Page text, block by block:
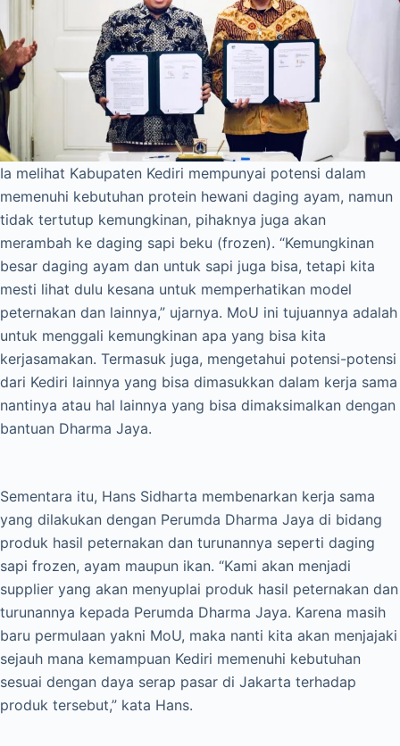
Ia melihat Kabupaten Kediri mempunyai potensi dalam
memenuhi kebutuhan protein hewani daging ayam, namun
tidak tertutup kemungkinan, pihaknya juga akan
merambah ke daging sapi beku (frozen). “Kemungkinan
besar daging ayam dan untuk sapi juga bisa, tetapi kita
mesti lihat dulu kesana untuk memperhatikan model
peternakan dan lainnya,” ujarnya. MoU ini tujuannya adalah
untuk menggali kemungkinan apa yang bisa kita
kerjasamakan. Termasuk juga, mengetahui potensi-potensi
dari Kediri lainnya yang bisa dimasukkan dalam kerja sama
nantinya atau hal lainnya yang bisa dimaksimalkan dengan
bantuan Dharma Jaya.
Sementara itu, Hans Sidharta membenarkan kerja sama
yang dilakukan dengan Perumda Dharma Jaya di bidang
produk hasil peternakan dan turunannya seperti daging
sapi frozen, ayam maupun ikan. “Kami akan menjadi
supplier yang akan menyuplai produk hasil peternakan dan
turunannya kepada Perumda Dharma Jaya. Karena masih
baru permulaan yakni MoU, maka nanti kita akan menjajaki
sejauh mana kemampuan Kediri memenuhi kebutuhan
sesuai dengan daya serap pasar di Jakarta terhadap
produk tersebut,” kata Hans.